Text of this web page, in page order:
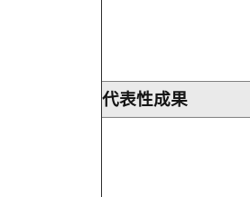
代表性成果